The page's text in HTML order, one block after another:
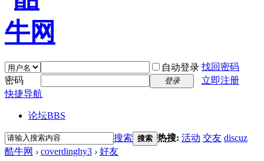
自动登录 找回密码
密码
登录
立即注册
快捷导航
论坛BBS
搜索 搜索 热搜: 活动 交友 discuz
酷牛网 › coverdinghy3 › 好友